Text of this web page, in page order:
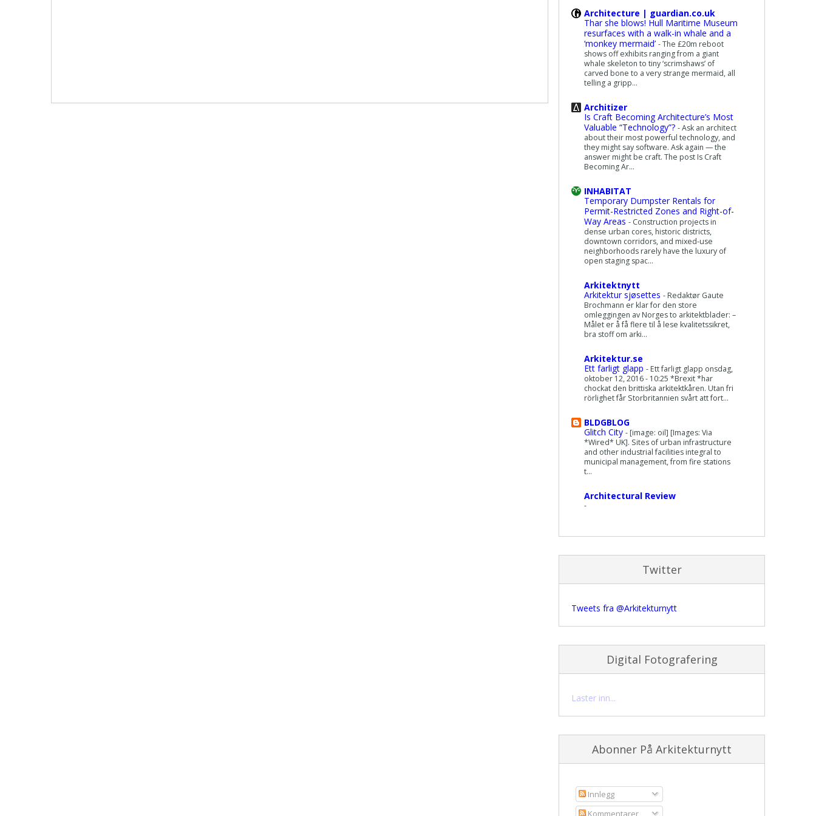
Architecture | guardian.co.uk
Thar she blows! Hull Maritime Museum
resurfaces with a walk-in whale and a
‘monkey mermaid’ -The £20m reboot
shows off exhibits ranging from a giant
whale skeleton to tiny ‘scrimshaws’ of
carved bone to a very strange mermaid, all
telling a gripp...
Architizer
Is Craft Becoming Architecture’s Most
Valuable “Technology”? -Ask an architect
about their most powerful technology, and
they might say software. Ask again — the
answer might be craft. The post Is Craft
Becoming Ar...
INHABITAT
Temporary Dumpster Rentals for
Permit-Restricted Zones and Right-of-
Way Areas - Construction projects in
dense urban cores, historic districts,
downtown corridors, and mixed-use
neighborhoods rarely have the luxury of
open staging spac...
Arkitektnytt
Arkitektur sjøsettes - Redaktør Gaute
Brochmann er klar for den store
omleggingen av Norges to arkitektblader: –
Målet er å få flere til å lese kvalitetssikret,
bra stoff om arki...
Arkitektur.se
Ett farligt glapp - Ett farligt glapp onsdag,
oktober 12, 2016 - 10:25 *Brexit *har
chockat den brittiska arkitektkåren. Utan fri
rörlighet får Storbritannien svårt att fort...
BLDGBLOG
Glitch City - [image: oil] [Images: Via
*Wired* UK]. Sites of urban infrastructure
and other industrial facilities integral to
municipal management, from fire stations
t...
Architectural Review
-
Twitter
Tweets fra @Arkitekturnytt
Digital Fotografering
Laster inn...
Abonner På Arkitekturnytt
Innlegg
Kommentarer